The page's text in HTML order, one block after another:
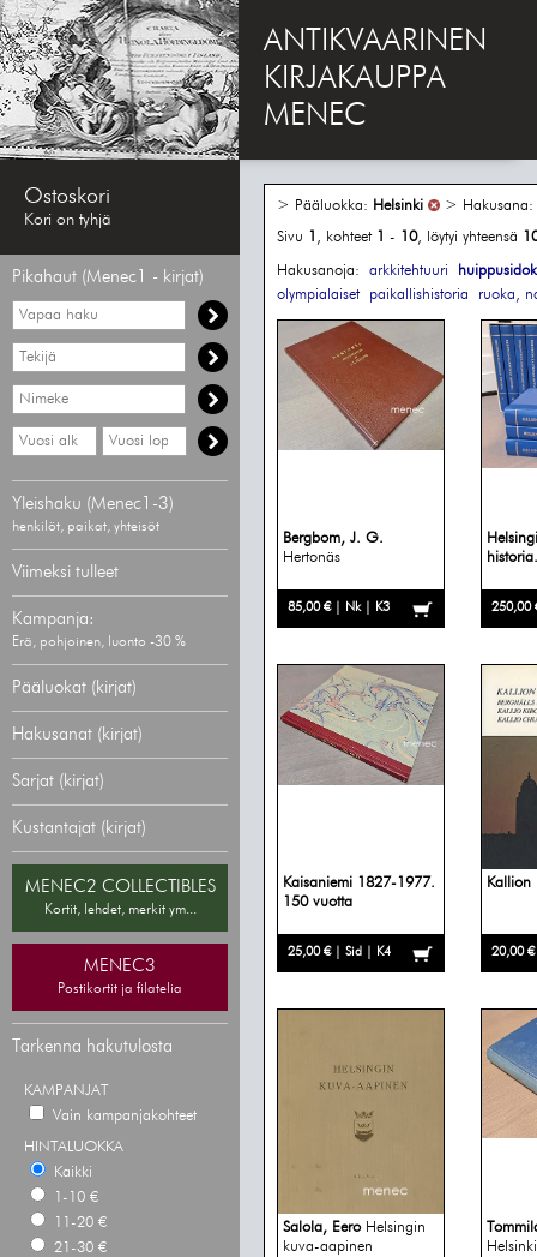
ANTIKVAARINEN
KIRJAKAUPPA
MENEC
Ostoskori
Kori on tyhjä
Pikahaut (Menec1 - kirjat)
Vapaa
haku
Hae
tekijää
Hae
nimekettä
Hae
vähimmäisvuosi
Hae
enimmäisvuosi
Yleishaku (Menec1-3)
henkilöt, paikat, yhteisöt
Viimeksi tulleet
Kampanja:
Erä, pohjoinen, luonto -30 %
Pääluokat (kirjat)
Hakusanat (kirjat)
Sarjat (kirjat)
Kustantajat (kirjat)
MENEC2 COLLECTIBLES
Kortit, lehdet, merkit ym...
MENEC3
Postikortit ja filatelia
Tarkenna hakutulosta
KAMPANJAT
Vain kampanjakohteet
HINTALUOKKA
Kaikki
1-10 €
11-20 €
21-30 €
> Pääluokka: Helsinki
> Hakusana:
Sivu 1 , kohteet 1 - 10, löytyi yhteensä
Hakusanoja: arkkitehtuuri
olympialaiset
paikallishistoria ruoka,
Bergbom, J. G.
Hertonäs
85,00 € | Nk | K3 250,00
Kaisaniemi 1827-1977.
150 vuotta
25,00 € | Sid | K4
Kallion
20,00
Salola, Eero Helsingin
kuva-aapinen
Helsinki